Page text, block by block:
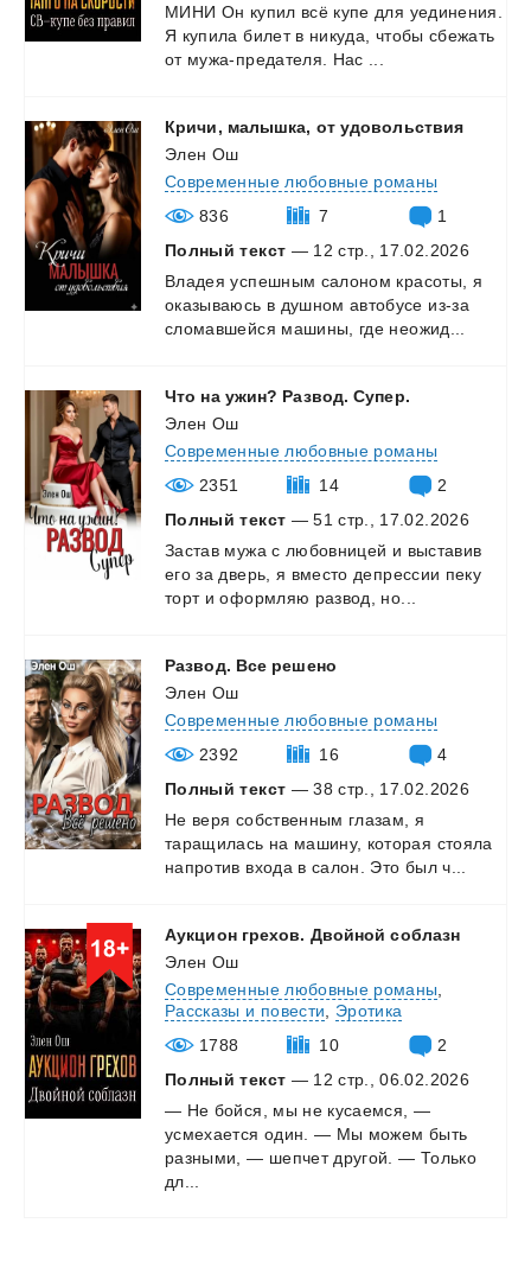
МИНИ Он купил всё купе для уединения.
Я купила билет в никуда, чтобы сбежать
от мужа-предателя. Нас
Кричи, малышка, от удовольствия
Элен Ош
Современные любовные романы
836
7
1
Полный текст — 12 стр., 17.02.2026
Владея успешным салоном красоты,
я
оказываюсь в душном автобусе из-за
сломавшейся машины, где неожид...
Что на ужин? Развод. Супер.
Элен Ош
Современные любовные романы
2351
14
2
Полный текст — 51 стр., 17.02.2026
Застав мужа с любовницей и выставив
его за дверь, я вместо депрессии пеку
торт и оформляю развод, но...
Развод. Все решено
Элен Ош
Современные любовные романы
2392
16
4
Полный текст — 38 стр., 17.02.2026
Не веря собственным глазам,
я
таращилась на машину, которая стояла
напротив входа в салон. Это был ч...
Аукцион грехов. Двойной соблазн
Элен Ош
Современные любовные романы
Рассказы и повести
Эротика
1788
10
2
Полный текст — 12 стр., 06.02.2026
— Не бойся, мы не кусаемся, —
усмехается один. — Мы можем быть
разными, — шепчет другой. — Только
дл...